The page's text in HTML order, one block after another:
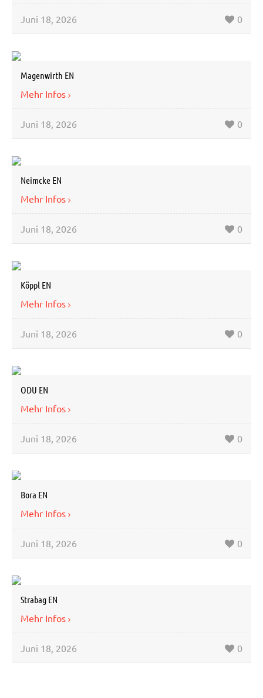
Juni 18, 2026 0
Magenwirth EN
Mehr Infos
Juni 18, 2026 0
Neimcke EN
Mehr Infos
Juni 18, 2026 0
Köppl EN
Mehr Infos
Juni 18, 2026 0
ODU EN
Mehr Infos
Juni 18, 2026 0
Bora EN
Mehr Infos
Juni 18, 2026 0
Strabag EN
Mehr Infos
Juni 18, 2026 0